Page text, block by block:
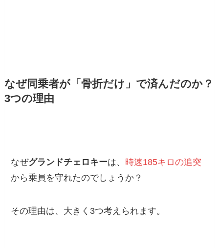
なぜ同乗者が「骨折だけ」で済んだのか？
3つの理由
なぜグランドチェロキーは、 時速185キロの追突
から乗員を守れたのでしょうか？
その理由は、大きく3つ考えられます。